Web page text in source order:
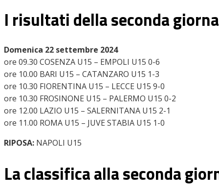
Amarcord
Giovanili
Le pagelle
Interviste
Focus
Calciomercato
Serie B
Video
I risultati della seconda
Domenica 22 settembre 2024
ore 09.30 COSENZA U15 – EMPOLI U15 0-6
ore 10.00 BARI U15 – CATANZARO U15 1-3
ore 10.30 FIORENTINA U15 – LECCE U15 9-0
ore 10.30 FROSINONE U15 – PALERMO U15 0-2
ore 12.00 LAZIO U15 – SALERNITANA U15 2-1
ore 11.00 ROMA U15 – JUVE STABIA U15 1-0
RIPOSA: NAPOLI U15
La classifica alla seconda